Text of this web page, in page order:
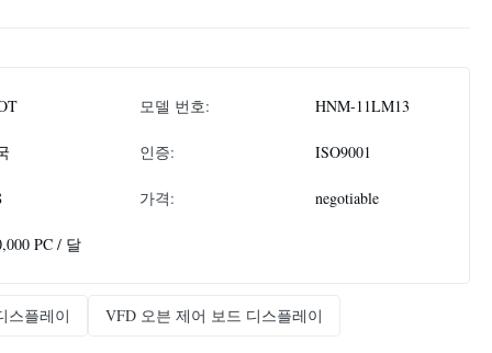
모델 번호: HNM-11LM13
인증: ISO9001
가격: negotiable
PC / 달
스플레이
VFD 오븐 제어 보드 디스플레이